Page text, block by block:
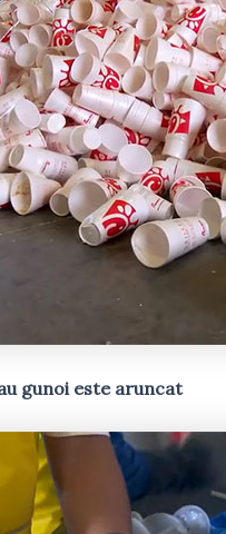
gunoi este aruncat